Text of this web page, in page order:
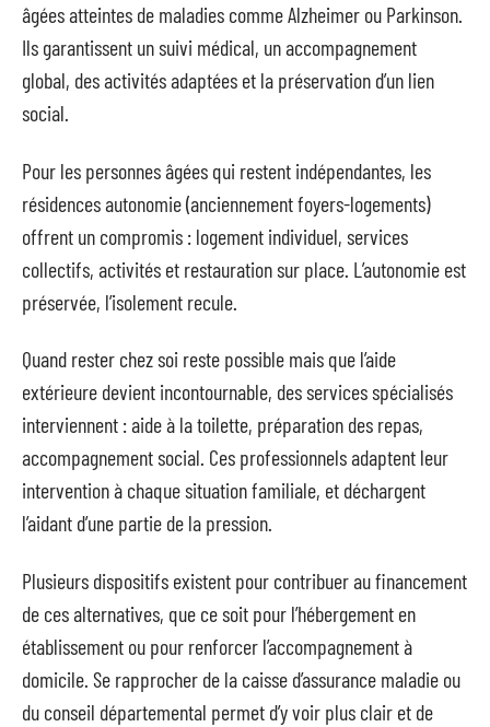
âgées atteintes de maladies comme Alzheimer ou Parkinson.
Ils garantissent un suivi médical, un accompagnement
global, des activités adaptées et la préservation d’un lien
social.
Pour les personnes âgées qui restent indépendantes, les
résidences autonomie (anciennement foyers-logements)
offrent un compromis : logement individuel, services
collectifs, activités et restauration sur place. L’autonomie est
préservée, l’isolement recule.
Quand rester chez soi reste possible mais que l’aide
extérieure devient incontournable, des services spécialisés
interviennent : aide à la toilette, préparation des repas,
accompagnement social. Ces professionnels adaptent leur
intervention à chaque situation familiale, et déchargent
l’aidant d’une partie de la pression.
Plusieurs dispositifs existent pour contribuer au financement
de ces alternatives, que ce soit pour l’hébergement en
établissement ou pour renforcer l’accompagnement à
domicile. Se rapprocher de la caisse d’assurance maladie ou
du conseil départemental permet d’y voir plus clair et de